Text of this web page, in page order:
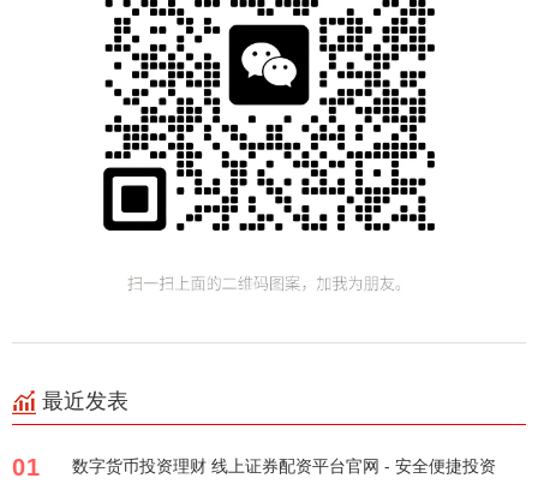
最近发表
01 数字货币投资理财 线上证券配资平台官网 - 安全便捷投资